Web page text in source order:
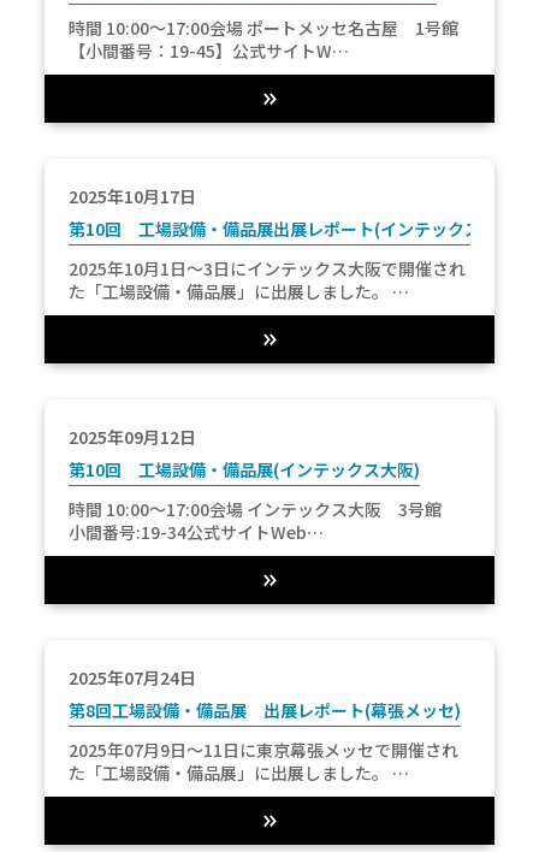
時間 10:00～17:00会場 ポートメッセ名古屋 1号館
【小間番号：19-45】公式サイトW…
2025年10月17日
第10回 工場設備・備品展出展レポート(インテックス)
2025年10月1日～3日にインテックス大阪で開催され
た「工場設備・備品展」に出展しました。 …
2025年09月12日
第10回 工場設備・備品展(インテックス大阪)
時間 10:00～17:00会場 インテックス大阪 3号館
小間番号:19-34公式サイトWeb…
2025年07月24日
第8回工場設備・備品展 出展レポート(幕張メッセ)
2025年07月9日～11日に東京幕張メッセで開催され
た「工場設備・備品展」に出展しました。 …